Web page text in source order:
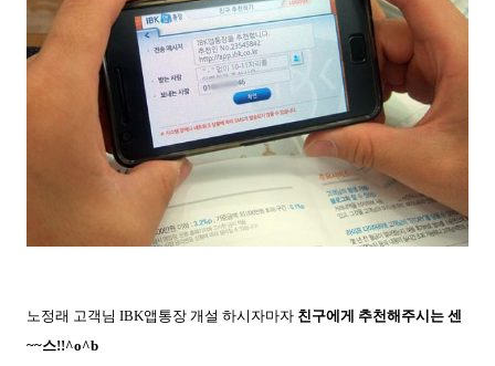
노정래 고객님 IBK앱통장 개설 하시자마자 친구에게 추천해주시는 센
~~스!!^o^b